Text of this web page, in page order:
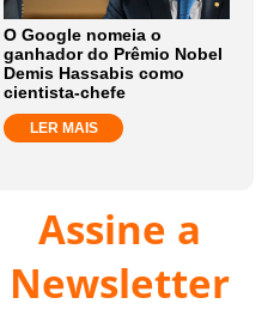
O Google nomeia o
ganhador do Prêmio Nobel
Demis Hassabis como
cientista-chefe
LER MAIS
Assine a
Newsletter